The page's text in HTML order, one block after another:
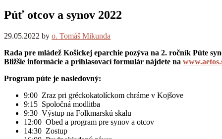
Púť otcov a synov 2022
29.05.2022 by o. Tomáš Mikunda
Rada pre mládež Košickej eparchie pozýva na 2. ročník Púte
Bližšie informácie a prihlasovací formulár nájdete na
Program púte je nasledovný:
9:00 Zraz pri gréckokatolíckom chráme v Kojšove
9:15 Spoločná modlitba
9:30 Výstup na Folkmarskú skalu
12:00 Obed a program pre synov a otcov
14:30 Zostup